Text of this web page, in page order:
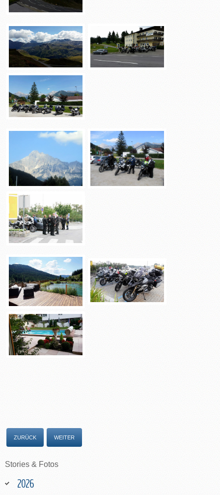
ZURÜCK WEITER
Stories & Fotos
2026